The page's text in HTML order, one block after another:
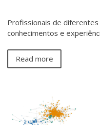
Profissionais de
conhecimentos e
Read more